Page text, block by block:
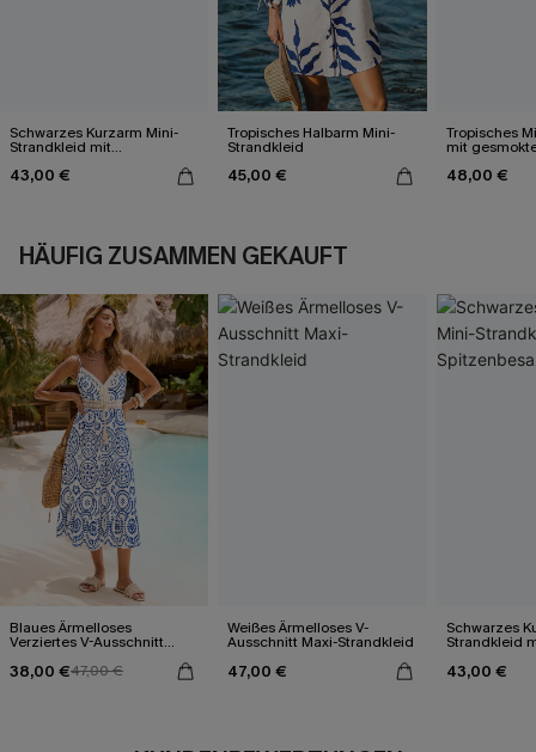
Schwarzes Kurzarm Mini-
Strandkleid mit
43,00 €
Tropisches Halbarm Mini-
Strandkleid
45,00 €
Tropisches
mit
48,00 €
HÄUFIG ZUSAMMEN GEKAUFT
Blaues Ärmelloses
Verziertes V-Ausschnitt
38,00 €47,00 €
Weißes Ärmelloses V-
Ausschnitt Maxi-Strandkleid
47,00 €
Schwarzes
Strandkleid
43,00 €